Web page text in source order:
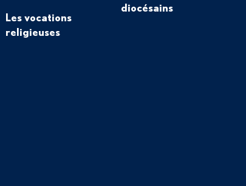
Les vocations
religieuses
diocésains